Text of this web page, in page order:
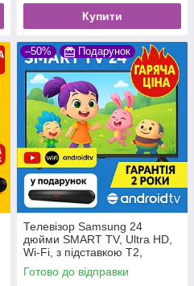
Купити
–50% Подарунок
Телевізор Samsung 24
дюйми SMART TV, Ultra HD,
Wi-Fi, з підставкою T2,
Самсунг, Смарт ТВ на
андроїд 13
Готово до відправки